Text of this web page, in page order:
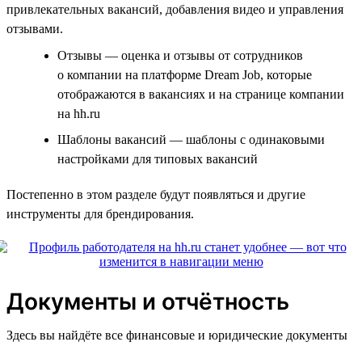
привлекательных вакансий, добавления видео и управления
отзывами.
Отзывы — оценка и отзывы от сотрудников
о компании на платформе Dream Job, которые
отображаются в вакансиях и на странице компании
на hh.ru
Шаблоны вакансий — шаблоны с одинаковыми
настройками для типовых вакансий
Постепенно в этом разделе будут появляться и другие
инструменты для брендирования.
Документы и отчётность
Здесь вы найдёте все финансовые и юридические документы